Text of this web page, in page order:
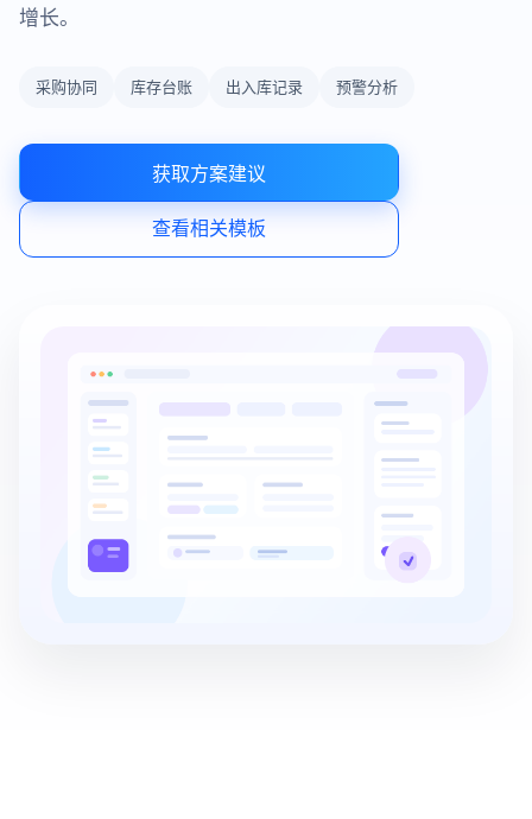
增长。
采购协同 库存台账 出入库记录 预警分析
获取方案建议
查看相关模板